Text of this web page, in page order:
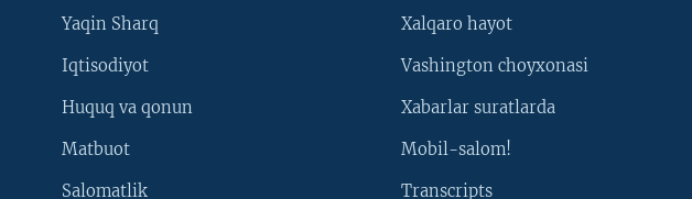
Yaqin Sharq
Iqtisodiyot
Huquq va qonun
Matbuot
Salomatlik
Xalqaro hayot
Vashington choyxonasi
Xabarlar suratlarda
Mobil-salom!
Transcripts